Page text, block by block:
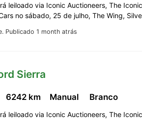
Publicado 1 month atrás
leiloado via Iconic Auctioneers, The
no sábado, 25 de julho, The Wing,
Sierra
6242 km Manual Branco
leiloado via Iconic Auctioneers, The